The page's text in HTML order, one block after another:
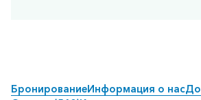
БронированиеИнформация о нас